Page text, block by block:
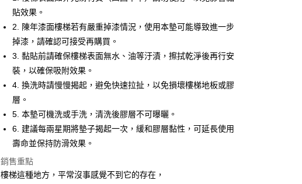
付」結帳頁面，進行簡訊認證並確認金額後，即可完成結帳。
２．訂單成立數日內，您將收到繳費通知簡訊。
３．收到繳費通知簡訊後14天內，點擊此簡訊中的連結，可透過四大超商
／ATM／網路銀行／等多元方式進行付款，方視為交易完成。
※ 請注意：結帳手續完成當下不需立刻繳費，但若您需要取消訂單，請聯
先享後付繳納相關費用。
※ 交易是否成功請以「AFTEE先享後付 」之結帳頁面顯示為準，若有關於
是否繳費成功／繳費後需取消欲退款等相關疑問，請聯繫「AFTEE先享後
付客戶支援中心」
【注意事項】
交易，需依本服務之必要範圍內提供個人資料，並將交易相關給付款項請
求債權轉讓予恩沛科技股份有限公司。
２．關於個人資料處理事宜，請瀏覽以下網址：
https://aftee.tw/terms/#terms3
7-11取貨付款
每筆NT$60，滿NT$499(含以上)免運費
7-11取貨(快速到店)
每筆NT$115
宅配
每筆NT$100，滿NT$799(含以上)免運費
離島宅配
每筆NT$150
貼效果。
2. 陳年漆面樓梯若有嚴重掉漆情況，使用本墊可能導致進一步
掉漆，請確認可接受再購買。
3. 黏貼前請確保樓梯表面無水、油等汙漬，擦拭乾淨後再行安
裝，以確保吸附效果。
4. 換洗時請慢慢揭起，避免快速拉扯，以免損壞樓梯地板或膠
層。
5. 本墊可機洗或手洗，清洗後膠層不可曝曬。
6. 建議每兩星期將墊子揭起一次，緩和膠層黏性，可延長使用
壽命並保持防滑效果。
銷售重點
樓梯這種地方，平常沒事感覺不到它的存在，